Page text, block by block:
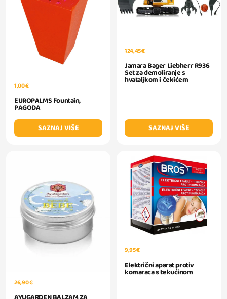
1,00 €
EUROPALMS Fountain,
PAGODA
SAZNAJ VIŠE
124,45 €
Jamara Bager Liebherr R936
Set za demoliranje s
hvataljkom i čekićem
SAZNAJ VIŠE
26,90 €
9,95 €
Električni aparat protiv
komaraca s tekućinom